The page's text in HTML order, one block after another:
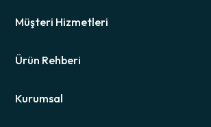
Müşteri Hizmetleri
Ürün Rehberi
Kurumsal